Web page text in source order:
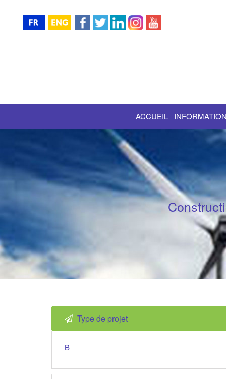
ACCUEIL
Type de projet
B